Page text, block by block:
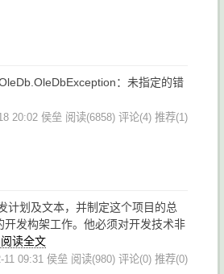
：未指定的错
20:02 侯垒 阅读(6858) 评论(4) 推荐(1)
计划及文本，并制定这个项目的总
发构架工作。他必须对开发技术非
阅读全文
11 09:31 侯垒 阅读(980) 评论(0) 推荐(0)